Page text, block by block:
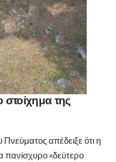
της
Πνεύματος απέδειξε ότι η
πανίσχυρο «δεύτερο